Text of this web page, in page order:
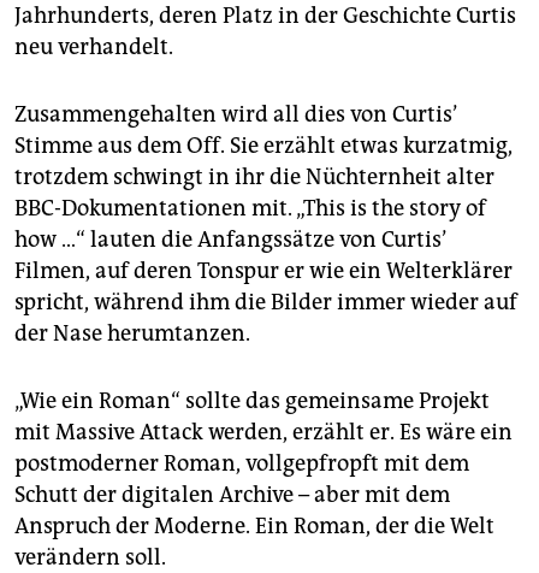
Jahrhunderts, deren Platz in der Geschichte Curtis
neu verhandelt.
Zusammengehalten wird all dies von Curtis’
Stimme aus dem Off. Sie erzählt etwas kurzatmig,
trotzdem schwingt in ihr die Nüchternheit alter
BBC-Dokumentationen mit. „This is the story of
how …“ lauten die Anfangssätze von Curtis’
Filmen, auf deren Tonspur er wie ein Welterklärer
spricht, während ihm die Bilder immer wieder auf
der Nase herumtanzen.
„Wie ein Roman“ sollte das gemeinsame Projekt
mit Massive Attack werden, erzählt er. Es wäre ein
postmoderner Roman, vollgepfropft mit dem
Schutt der digitalen Archive – aber mit dem
Anspruch der Moderne. Ein Roman, der die Welt
verändern soll.